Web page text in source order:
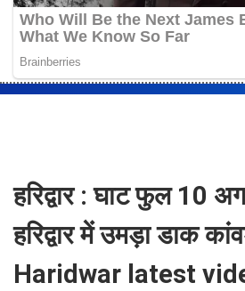
हरिद्वार : घाट फुल 10
हरिद्वार में उमड़ा डाक
Haridwar latest